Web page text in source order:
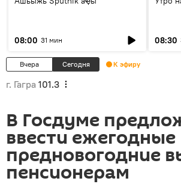
08:00 31 мин 08:30
Вчера Сегодня К эфиру
г. Гагра 101.3
В Госдуме
ввести ежегодные
предновогодние
пенсионерам